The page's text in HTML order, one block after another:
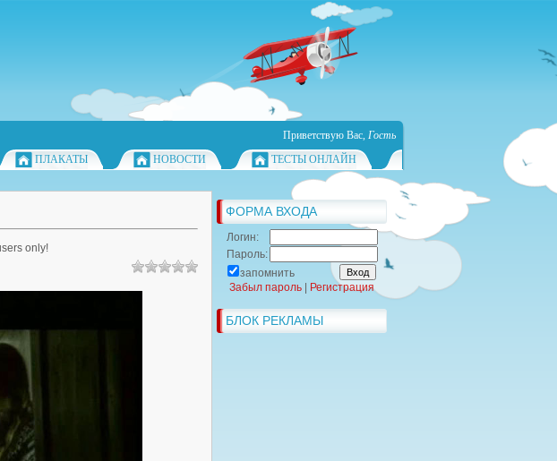
Приветствую Вас, Гость
ПЛАКАТЫ НОВОСТИ
ТЕСТЫ ОНЛАЙН
ФОРМА ВХОДА
Логин:
Пароль:
запомнить
Забыл пароль
Регистрация
БЛОК РЕКЛАМЫ
only!